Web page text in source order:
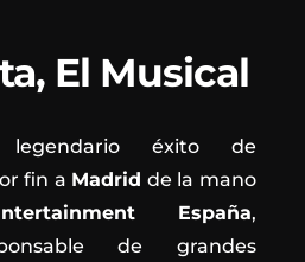
El Musical
éxito de
fin a Madrid de la mano
España,
de grandes